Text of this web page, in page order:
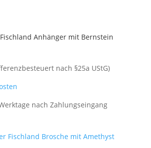
Anhänger mit Bernstein
nach §25a UStG)
nach Zahlungseingang